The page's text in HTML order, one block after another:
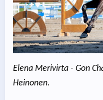
Elena Merivirta - Gon
Heinonen.